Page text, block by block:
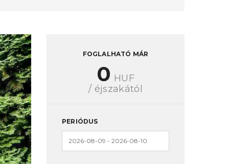
FOGLALHATÓ MÁR
0 HUF
/ éjszakától
PERIÓDUS